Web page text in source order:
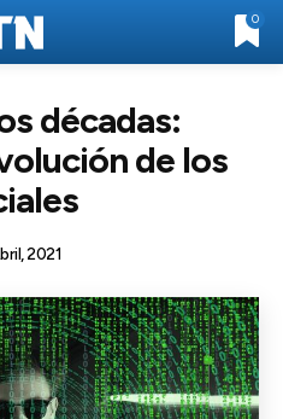
0
décadas:
de los
2021